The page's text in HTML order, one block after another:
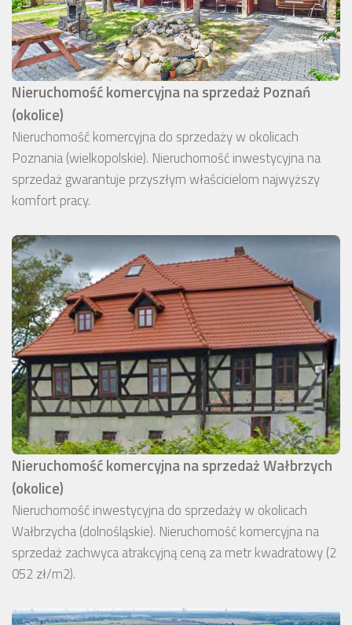
Nieruchomość komercyjna na sprzedaż Poznań
(okolice)
Nieruchomość komercyjna do sprzedaży w okolicach
Poznania (wielkopolskie). Nieruchomość inwestycyjna na
sprzedaż gwarantuje przyszłym właścicielom najwyższy
komfort pracy.
Nieruchomość komercyjna na sprzedaż Wałbrzych
(okolice)
Nieruchomość inwestycyjna do sprzedaży w okolicach
Wałbrzycha (dolnośląskie). Nieruchomość komercyjna na
sprzedaż zachwyca atrakcyjną ceną za metr kwadratowy (2
052 zł/m2).